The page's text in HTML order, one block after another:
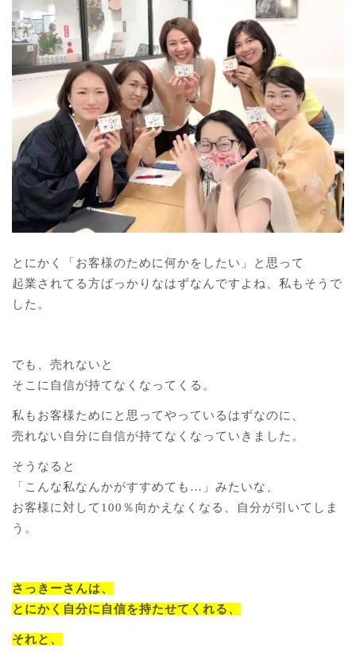
とにかく「お客様のために何かをしたい」と思って
起業されてる方ばっかりなはずなんですよね、私もそうで
した。
でも、売れないと
そこに自信が持てなくなってくる。
私もお客様ためにと思ってやっているはずなのに、
売れない自分に自信が持てなくなっていきました。
そうなると
「こんな私なんかがすすめても…」みたいな、
お客様に対して100％向かえなくなる、自分が引いてしま
う。
さっきーさんは、
とにかく自分に自信を持たせてくれる、
それと、